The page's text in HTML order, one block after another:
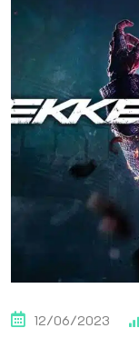
12/06/2023